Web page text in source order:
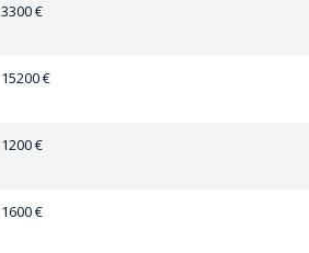
3300 €
15200 €
1200 €
1600 €